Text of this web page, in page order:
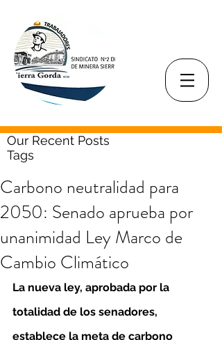
Our Recent Posts
Tags
Carbono neutralidad para
2050: Senado aprueba por
unanimidad Ley Marco de
Cambio Climático
La nueva ley, aprobada por la
totalidad de los senadores,
establece la meta de carbono